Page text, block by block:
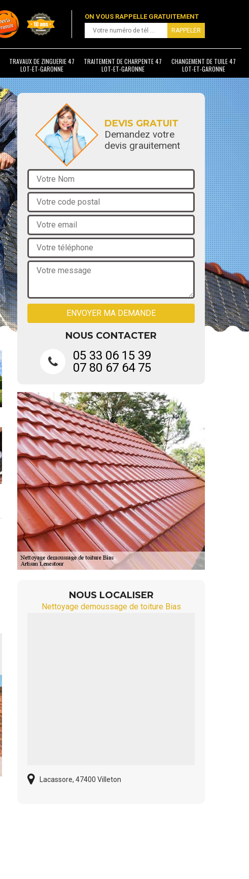
ON VOUS RAPPELLE GRATUITEMENT
TRAVAUX DE ZINGUERIE 47
LOT-ET-GARONNE
TRAITEMENT DE CHARPENTE 47
LOT-ET-GARONNE
CHANGEMENT DE TUILE 47
LOT-ET-GARONNE
DEVIS GRATUIT
Demandez votre
devis grauitement
NOUS CONTACTER
05 33 06 15 39
07 80 67 64 75
NOUS LOCALISER
Nettoyage demoussage de toiture Bias
Lacassore, 47400 Villeton